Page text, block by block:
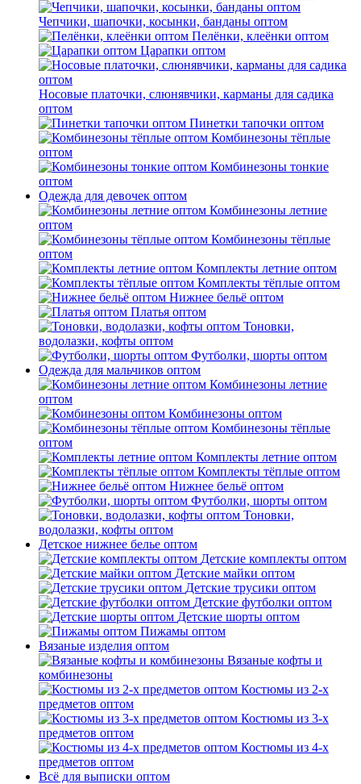
Чепчики, шапочки, косынки, банданы оптом
Пелёнки, клеёнки оптом
Царапки оптом
Носовые платочки, слюнявчики, карманы для садика
оптом
Пинетки тапочки оптом
Комбинезоны тёплые
оптом
Комбинезоны тонкие
оптом
Одежда для девочек оптом
Комбинезоны летние
оптом
Комбинезоны тёплые
оптом
Комплекты летние оптом
Комплекты тёплые оптом
Нижнее бельё оптом
Платья оптом
Тоновки,
водолазки, кофты оптом
Футболки, шорты оптом
Одежда для мальчиков оптом
Комбинезоны летние
оптом
Комбинезоны оптом
Комбинезоны тёплые
оптом
Комплекты летние оптом
Комплекты тёплые оптом
Нижнее бельё оптом
Футболки, шорты оптом
Тоновки,
водолазки, кофты оптом
Детское нижнее белье оптом
Детские комплекты оптом
Детские майки оптом
Детские трусики оптом
Детские футболки оптом
Детские шорты оптом
Пижамы оптом
Вязаные изделия оптом
Вязаные кофты и
комбинезоны
Костюмы из 2-х
предметов оптом
Костюмы из 3-х
предметов оптом
Костюмы из 4-х
предметов оптом
Всё для выписки оптом